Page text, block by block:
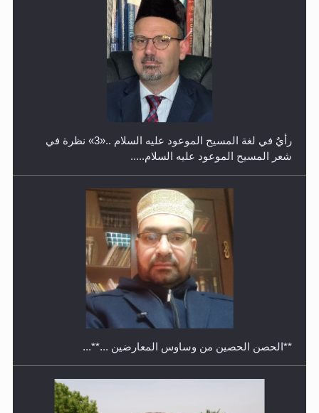
حفل توزيع الشهادات في الجامعة الأحمدية بنيجيريا لعام
معرض القرآن الكريم لمدة ثلاثين يوما في مكتبة مدينة
ريهيماكي في فنلند
رأيٌ في لغة المسيح الموعود عليه السلام ..«3» نظرة في
شعر المسيح الموعود عليه السلام.....
**الحصن الحصين من وساوس المعارضين ...**...